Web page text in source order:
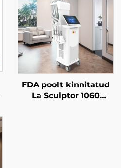
FDA poolt kinnitatud
La Sculptor 1060